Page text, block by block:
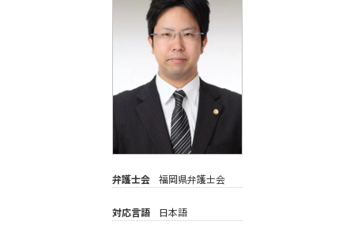
弁護士会 福岡県弁護士会
対応言語 日本語